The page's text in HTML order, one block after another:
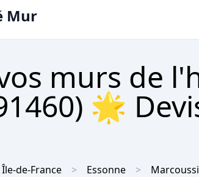
Mur
murs de
🌟
Île-de-France Essonne